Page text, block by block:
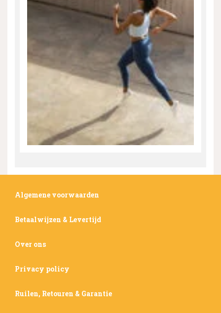
Algemene voorwaarden
Betaalwijzen & Levertijd
Over ons
Privacy policy
Ruilen, Retouren & Garantie